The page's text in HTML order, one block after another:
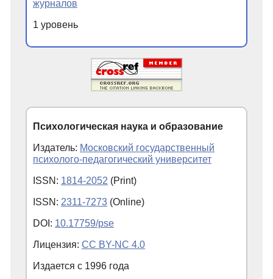
журналов
1 уровень
Психологическая наука и образование
Издатель: Московский государственный
психолого-педагогический университет
ISSN: 1814-2052 (Print)
ISSN: 2311-7273 (Online)
DOI: 10.17759/pse
Лицензия: CC BY-NC 4.0
Издается с 1996 года